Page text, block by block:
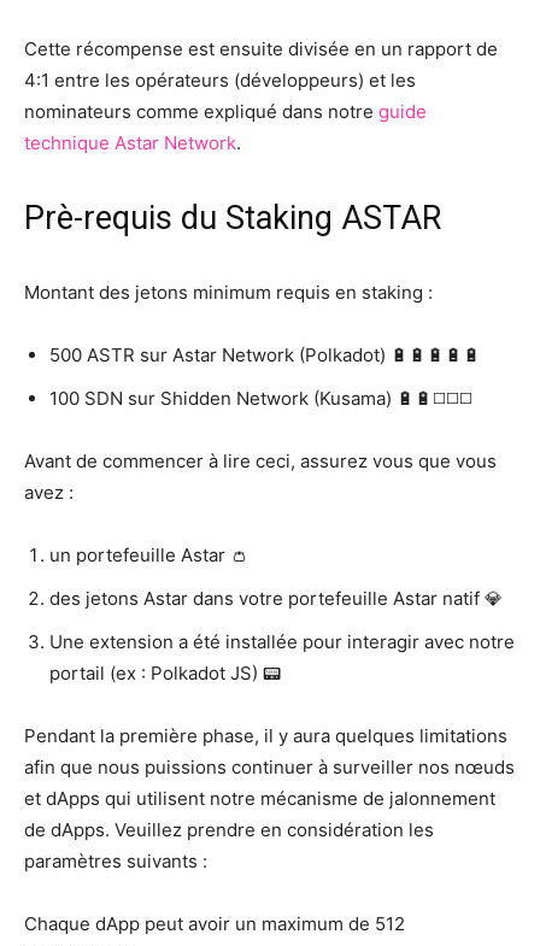
Cette récompense est ensuite divisée en un rapport de
4:1 entre les opérateurs (développeurs) et les
nominateurs comme expliqué dans notre guide
technique Astar Network.
Prè-requis du Staking ASTAR
Montant des jetons minimum requis en staking :
500 ASTR sur Astar Network (Polkadot) 🔋🔋🔋🔋🔋
100 SDN sur Shidden Network (Kusama) 🔋🔋◻️◻️◻️
Avant de commencer à lire ceci, assurez vous que vous
avez :
un portefeuille Astar 👛
des jetons Astar dans votre portefeuille Astar natif 💎
Une extension a été installée pour interagir avec notre
portail (ex : Polkadot JS) 📟
Pendant la première phase, il y aura quelques limitations
afin que nous puissions continuer à surveiller nos nœuds
et dApps qui utilisent notre mécanisme de jalonnement
de dApps. Veuillez prendre en considération les
paramètres suivants :
Chaque dApp peut avoir un maximum de 512